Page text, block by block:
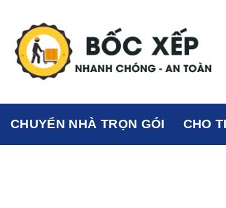
content
CHUYỂN NHÀ TRỌN GÓI CHO